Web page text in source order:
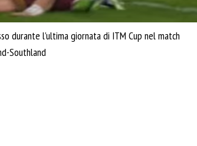
durante l’ultima giornata di ITM Cup nel match
Southland